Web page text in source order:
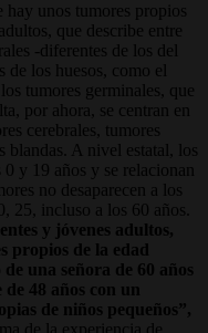
unos tumores propios
que describe entre
-diferentes de los del
los huesos, como el
tumores germinales, que
por ahora, se centran en
cerebrales, tumores
blandas. A nivel estatal, los
y 19 años y se relacionan
no desaparecen a los
25, incluso a los 60 años.
y jóvenes adultos,
propios de la edad
una señora de 60 años
48 años con un
de niños pequeños”,